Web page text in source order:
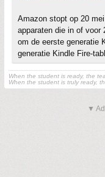
Amazon stopt op 20
apparaten die in of voor
om de eerste generatie
generatie Kindle Fire-
When the student is ready, the
When the student is truly ready,
▼